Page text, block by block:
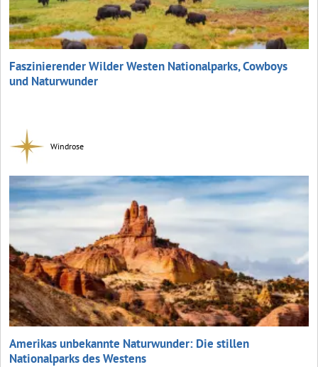
Faszinierender Wilder Westen Nationalparks, Cowboys
und Naturwunder
Windrose
Amerikas unbekannte Naturwunder: Die stillen
Nationalparks des Westens